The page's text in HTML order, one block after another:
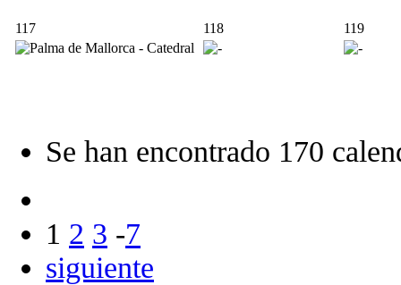
117 118 119
Se han encontrado 170
1 2 3 -7
siguiente